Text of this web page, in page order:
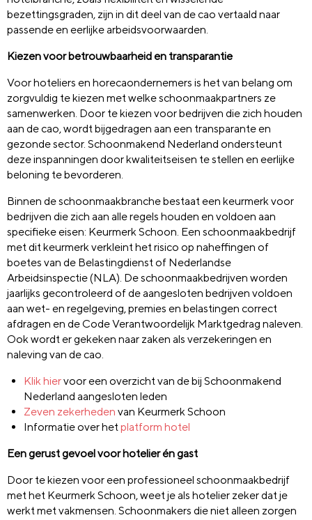
bezettingsgraden, zijn in dit deel van de cao vertaald naar
passende en eerlijke arbeidsvoorwaarden.
Kiezen voor betrouwbaarheid en transparantie
Voor hoteliers en horecaondernemers is het van belang om
zorgvuldig te kiezen met welke schoonmaakpartners ze
samenwerken. Door te kiezen voor bedrijven die zich houden
aan de cao, wordt bijgedragen aan een transparante en
gezonde sector. Schoonmakend Nederland ondersteunt
deze inspanningen door kwaliteitseisen te stellen en eerlijke
beloning te bevorderen.
Binnen de schoonmaakbranche bestaat een keurmerk voor
bedrijven die zich aan alle regels houden en voldoen aan
specifieke eisen: Keurmerk Schoon. Een schoonmaakbedrijf
met dit keurmerk verkleint het risico op naheffingen of
boetes van de Belastingdienst of Nederlandse
Arbeidsinspectie (NLA). De schoonmaakbedrijven worden
jaarlijks gecontroleerd of de aangesloten bedrijven voldoen
aan wet- en regelgeving, premies en belastingen correct
afdragen en de Code Verantwoordelijk Marktgedrag naleven.
Ook wordt er gekeken naar zaken als verzekeringen en
naleving van de cao.
Klik hiervoor een overzicht van de bij Schoonmakend
Nederland aangesloten leden
Zeven zekerheden van Keurmerk Schoon
Informatie over hetplatform hotel
Een gerust gevoel voor hotelier én gast
Door te kiezen voor een professioneel schoonmaakbedrijf
met het Keurmerk Schoon, weet je als hotelier zeker dat je
werkt met vakmensen. Schoonmakers die niet alleen zorgen